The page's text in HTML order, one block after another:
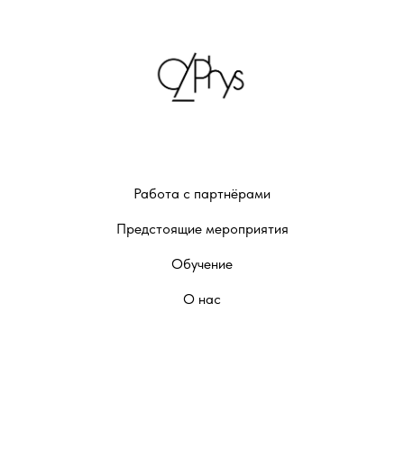
Работа с партнёрами
Предстоящие мероприятия
Обучение
О нас